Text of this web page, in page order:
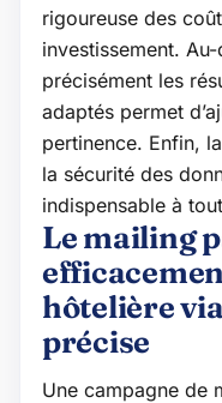
rigoureuse des
investissement.
précisément les
adaptés permet
pertinence. Enfin,
la sécurité des
indispensable à
Le mailing
hôtelière
précise
Une campagne de